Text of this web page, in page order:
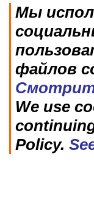
Мы
файлов
We use
Policy.